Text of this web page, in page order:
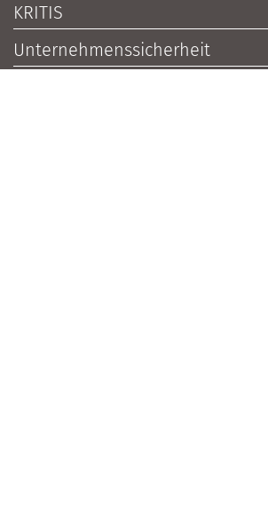
KRITIS
Unternehmenssicherheit